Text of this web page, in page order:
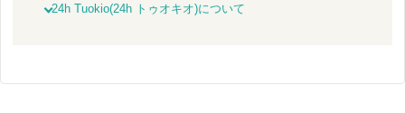
24h Tuokio(24h トゥオキオ)について